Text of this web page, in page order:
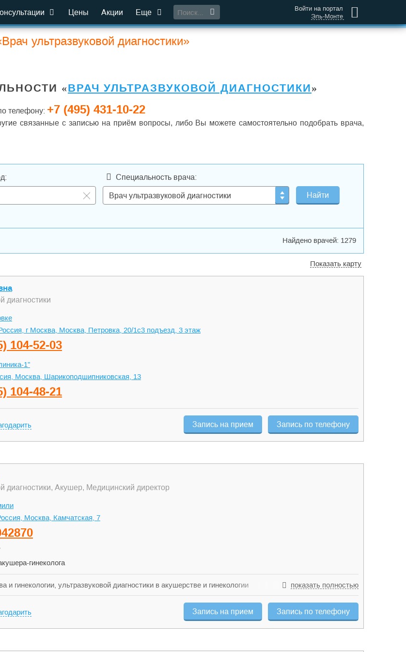
Цены Акции Еще
Войти на портал
Эль-Монте
ультразвуковой диагностики»
«ВРАЧ УЛЬТРАЗВУКОВОЙ ДИАГНОСТИКИ»
телефону: +7 (495) 431-10-22
связанные с записью на приём вопросы, либо Вы можете самостоятельно подобрать врача,
Специальность врача:
Врач ультразвуковой диагностики
Найдено врачей: 1279
Показать карту
диагностики
г Москва, Москва, Петровка, 20/1с3 подъезд, 3 этаж
104-52-03
1"
Москва, Шарикоподшипниковская, 13
104-48-21
Запись по телефону
Запись на прием
диагностики, Акушер, Медицинский директор
Москва, Камчатская, 7
гинеколога
и гинекологии, ультразвуковой диагностики в акушерстве и гинекологии показать полностью
Запись по телефону
Запись на прием